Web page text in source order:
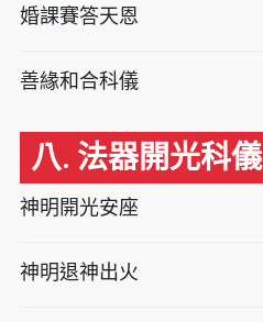
婚課賽答天恩
善緣和合科儀
八. 法器開光科儀
神明開光安座
神明退神出火